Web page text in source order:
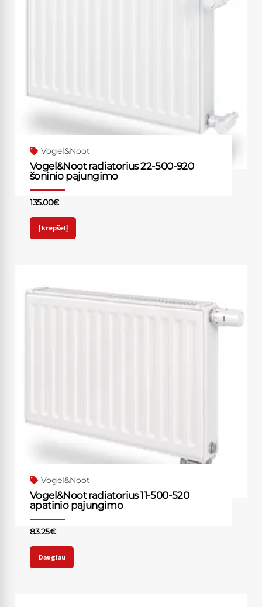
Vogel&Noot
Vogel&Noot radiatorius 22-500-920
šoninio pajungimo
135.00€
Į krepšelį
Vogel&Noot
Vogel&Noot radiatorius 11-500-520
apatinio pajungimo
83.25€
Daugiau